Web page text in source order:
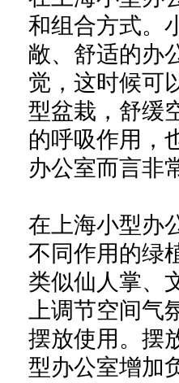
和组合方式。
敞、舒适的办
觉，这时候可
型盆栽，舒缓
的呼吸作用，
办公室而言非
在上海小型办
不同作用的绿
类似仙人掌、
上调节空间
摆放使用。摆
型办公室增加